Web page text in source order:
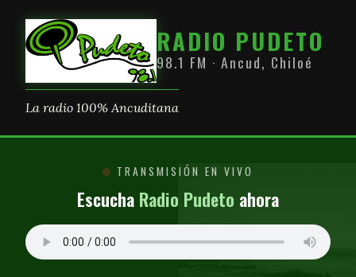
RADIO PUDETO
98.1 FM · Ancud, Chiloé
La radio 100% Ancuditana
TRANSMISIÓN EN VIVO
Escucha Radio Pudeto ahora